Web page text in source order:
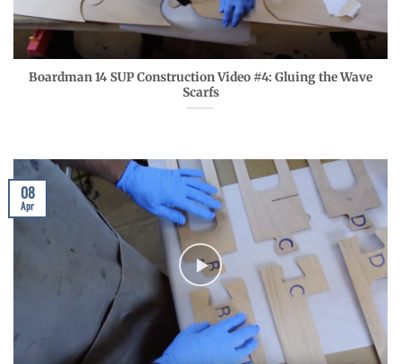
Boardman 14 SUP Construction Video #4: Gluing the Wave
Scarfs
08
Apr